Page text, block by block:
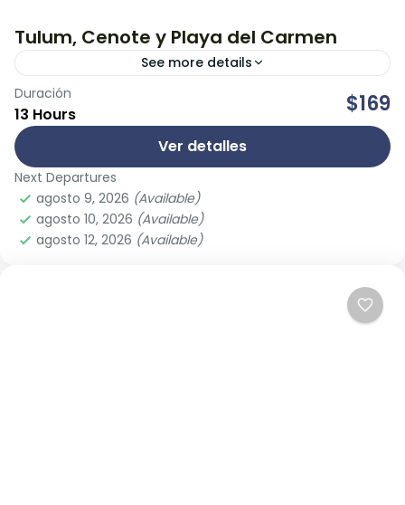
Tulum, Cenote y Playa del Carmen
See more details
Visita una de las zonas arqueológicas más
importantes de la cultura Maya; Tulum donde
podrás admirar la inigualable vista a las
edificaciones al borde del...
Playa del Carmen
Easy
Duración
13 Hours $169
Ver detalles
Next Departures
agosto 9, 2026 (Available)
agosto 10, 2026 (Available)
agosto 12, 2026 (Available)